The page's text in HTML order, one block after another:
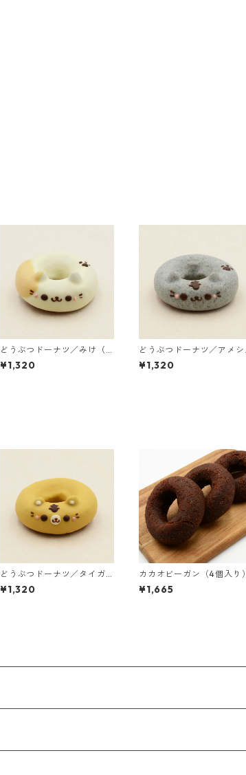
どうぶつドーナツ／みけ（3
個入り）
¥1,320
どうぶつドーナツ／アメシ
ョー（3個入り）
¥1,320
どうぶつドーナツ／タイガ
ー（3個入り）
¥1,320
カカオビーガン（4個入り）
¥1,665